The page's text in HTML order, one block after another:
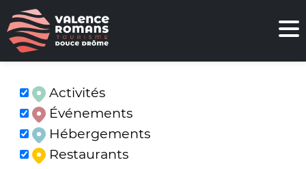
Activités
Événements
Hébergements
Restaurants